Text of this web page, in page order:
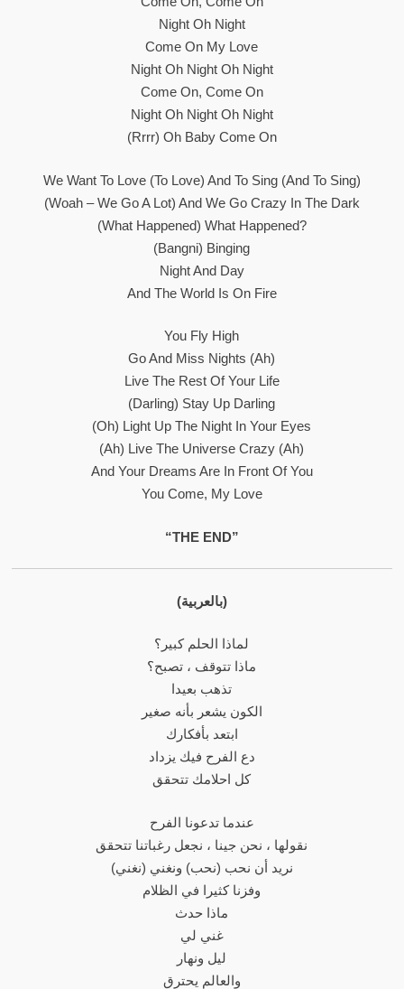
Night Oh Night
Come On My Love
Night Oh Night Oh Night
Come On, Come On
Night Oh Night Oh Night
(Rrrr) Oh Baby Come On
We Want To Love (to Love) And To Sing (and To Sing)
(woah – We Go A Lot) And We Go Crazy In The Dark
(What Happened) What Happened?
(Bangni) Binging
Night And Day
And The World Is On Fire
You Fly High
Go And Miss Nights (Ah)
Live The Rest Of Your Life
(darling) Stay Up Darling
(Oh) Light Up The Night In Your Eyes
(Ah) Live The Universe Crazy (Ah)
And Your Dreams Are In Front Of You
You Come, My Love
“THE END”
(بالعربية)
لماذا الحلم كبير؟
ماذا تتوقف ، تصبح؟
تذهب بعيدا
الكون يشعر بأنه صغير
ابتعد بأفكارك
دع الفرح فيك يزداد
كل احلامك تتحقق
عندما تدعونا الفرح
نقولها ، نحن جينا ، نجعل رغباتنا تتحقق
نريد أن نحب (نحب) ونغني (نغني)
وفزنا كثيرا في الظلام
ماذا حدث
غني لي
ليل ونهار
والعالم يحترق